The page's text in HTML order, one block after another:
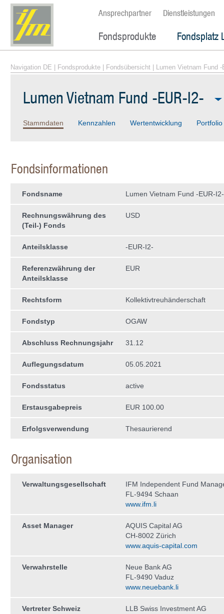
Ansprechpartner Dienstleistungen
Fondsprodukte Fondsplatz
Navigation DE Fondsprodukte Fondsübersicht | Lumen Vietnam Fund -
Lumen Vietnam Fund -EUR-I2-
Stammdaten Kennzahlen Wertentwicklung Portfolio
Fondsinformationen
Fondsname Lumen Vietnam Fund -EUR-I2-
Rechnungswährung des
(Teil-) Fonds
USD
Anteilsklasse -EUR-I2-
Referenzwährung der
Anteilsklasse
EUR
Rechtsform Kollektivtreuhän­derschaft
Fondstyp OGAW
Abschluss Rechnungsjahr 31.12
Auflegungsdatum 05.05.2021
Fondsstatus active
Erstausgabepreis EUR 100.00
Erfolgsverwendung Thesaurierend
Organisation
Verwaltungs­gesellschaft
IFM Independent Fund
FL-9494 Schaan
www.ifm.li
Asset Manager
AQUIS Capital AG
CH-8002 Zürich
www.aquis-capital.com
Verwahrstelle
Neue Bank AG
FL-9490 Vaduz
www.neuebank.li
Vertreter Schweiz
LLB Swiss Investment AG